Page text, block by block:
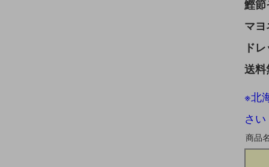
鰹節
マ
ド
送料
※北
さい
商品